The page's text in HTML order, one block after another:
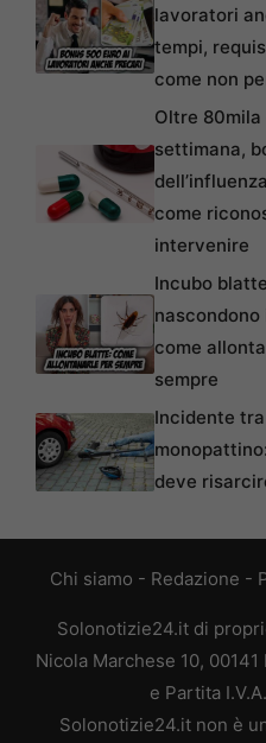
lavoratori
tempi,
come non
Oltre 80mila
settimana,
come
intervenire
Incubo
nascondono
come
sempre
Incidente
deve
Chi siamo - Redazione -
Solonotizie24.it di
Nicola Marchese 10,
e Partita
Solonotizie24.it non è